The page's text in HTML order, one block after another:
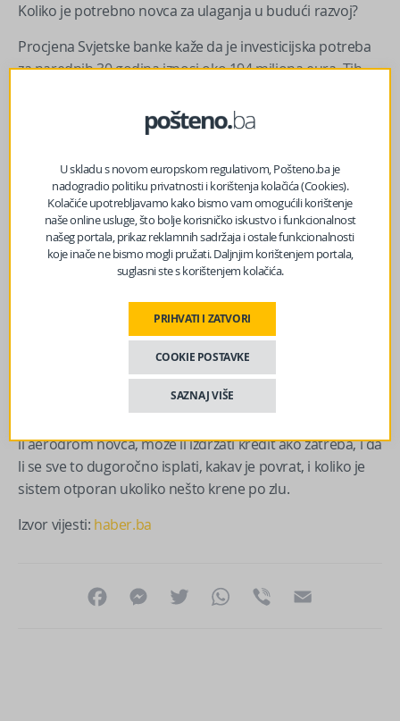
Koliko je potrebno novca za ulaganja u budući razvoj?
Procjena Svjetske banke kaže da je investicijska potreba
za narednih 30 godina iznosi oko 194 miliona eura. Tih
nego i na redovno održavanje i modernizaciju postojeće
infrastrukture, uključujući pistu, manevarske površine,
Otprilike polovina treba da ide na proširenje terminala i
kapaciteta, a druga polovina na to da aerodrom uopšte
ostane funkcionalan, siguran i konkurentan u narednih
30 godina. Kad to rasporediš na 30 godina, koliko obično
i ide koncesija, dobiješ prosjek od oko 6,5 miliona eura
godišnje, ili 12 do 13 miliona KM godišnje.
Može li aerodrom sam finansirati potrebna ulaganja?
Da bismo na ovo pitanje odgovorili ozbiljno, a ne
napamet, moramo pogledati likvidnosti, dug, isplativosti,
li aerodrom novca, može li izdržati kredit ako zatreba, i da
li se sve to dugoročno isplati, kakav je povrat, i koliko je
sistem otporan ukoliko nešto krene po zlu.
Izvor vijesti: haber.ba
FacebookMessenger
Twitter WhatsApp
Viber
U skladu s novom europskom regulativom, Pošteno.ba je
nadogradio politiku privatnosti i korištenja kolačića (Cookies).
Kolačiće upotrebljavamo kako bismo vam omogućili korištenje
naše online usluge, što bolje korisničko iskustvo i funkcionalnost
našeg portala, prikaz reklamnih sadržaja i ostale funkcionalnosti
koje inače ne bismo mogli pružati. Daljnjim korištenjem portala,
suglasni ste s korištenjem kolačića.
PRIHVATI I ZATVORI
COOKIE POSTAVKE
SAZNAJ VIŠE